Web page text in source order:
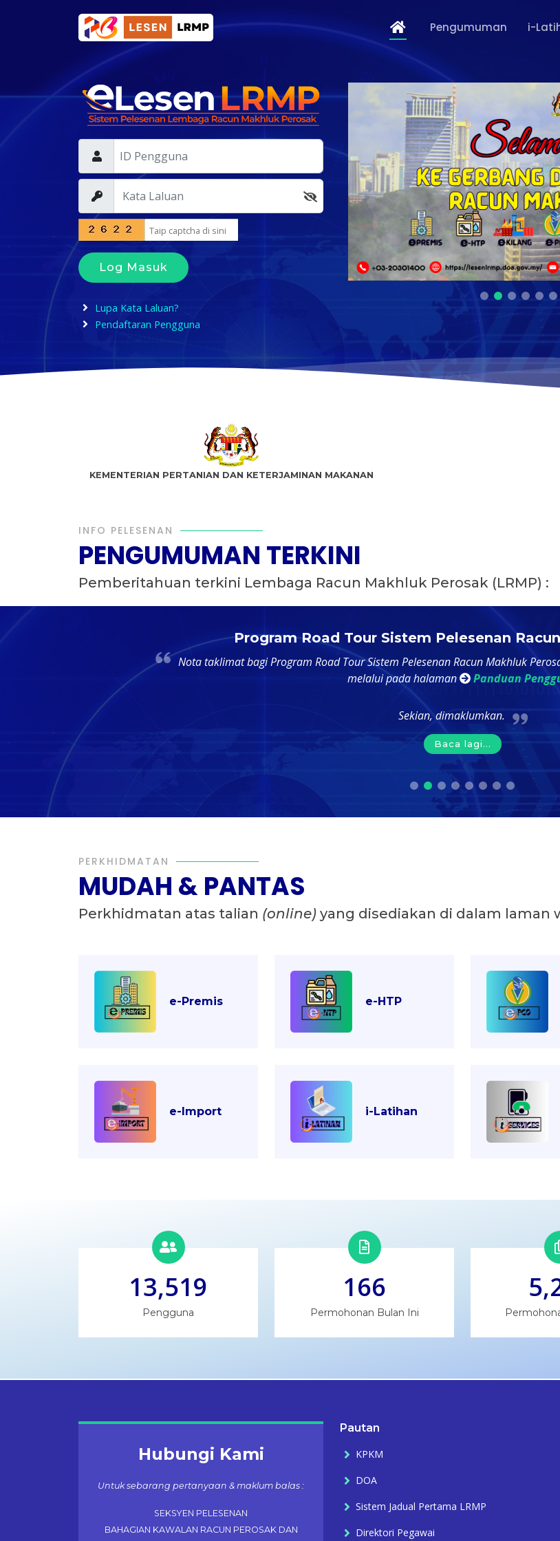
Pengumuman i-
Log Masuk
Lupa Kata Laluan?
Pendaftaran Pengguna
KEMENTERIAN PERTANIAN DAN KETERJAMINAN MAKANAN
INFO PELESENAN
PENGUMUMAN TERKINI
Pemberitahuan terkini Lembaga Racun Makhluk Perosak (LRMP) :
Program Road Tour Sistem Pelesenan
Nota taklimat bagi Program Road Tour Sistem Pelesenan Racun Makhluk
melalui pada halaman
Panduan
Sekian, dimaklumkan.
Baca lagi...
PERKHIDMATAN
MUDAH & PANTAS
Perkhidmatan atas talian (online) yang disediakan di dalam laman
e-Premis e-HTP
e-Import i-Latihan
13,519
Pengguna
166
Permohonan Bulan Ini
Hubungi Kami
Untuk sebarang pertanyaan & maklum balas :
SEKSYEN PELESENAN
BAHAGIAN KAWALAN RACUN PEROSAK DAN
Pautan
KPKM
DOA
Sistem Jadual Pertama LRMP
Direktori Pegawai